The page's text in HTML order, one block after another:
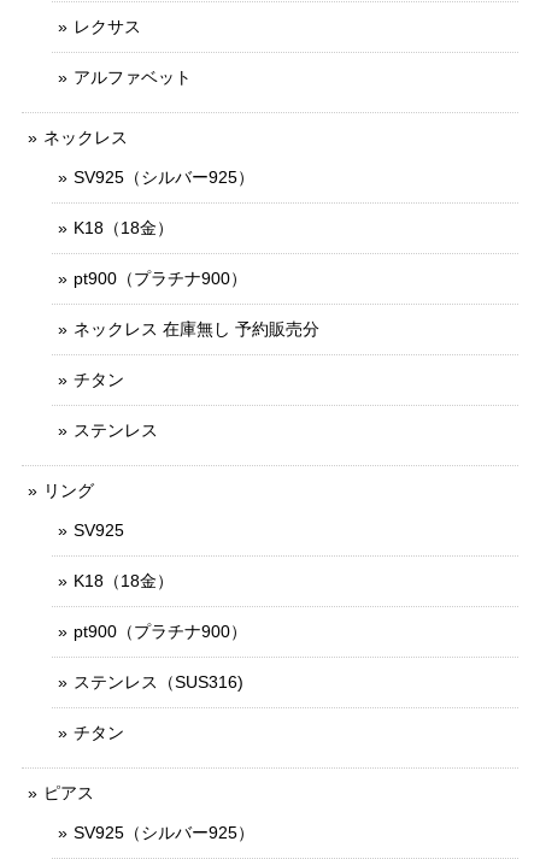
レクサス
アルファベット
ネックレス
SV925（シルバー925）
K18（18金）
pt900（プラチナ900）
ネックレス 在庫無し 予約販売分
チタン
ステンレス
リング
SV925
K18（18金）
pt900（プラチナ900）
ステンレス（SUS316)
チタン
ピアス
SV925（シルバー925）